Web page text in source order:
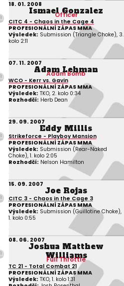
18. 01. 2008
Ismael Gonzalez
Officer
CITC 4 - Chaos in the Cage 4
PROFESIONÁLNÍ ZÁPAS MMA
Výsledek: Submission (Triangle Choke), 3.
kolo 2:11
07. 11. 2007
Adam Lehman
Adam Bomb
WCO - Kerr vs. Gavin
PROFESIONÁLNÍ ZÁPAS MMA
Výsledek: TKO, 2. kolo 0:34
Rozhodčí: Herb Dean
29. 09. 2007
Eddy Millis
Strikeforce - Playboy Mansion
PROFESIONÁLNÍ ZÁPAS MMA
Výsledek: Submission (Rear-Naked
Choke), 1. kolo 2:05
Rozhodčí: Nelson Hamilton
15. 09. 2007
Joe Rojas
CITC 3 - Chaos in the Cage 3
PROFESIONÁLNÍ ZÁPAS MMA
Výsledek: Submission (Guillotine Choke),
1. kolo 0:55
08. 06. 2007
Joshua Matthew
Williams
Full Throttle
TC 21 - Total Combat 21
PROFESIONÁLNÍ ZÁPAS MMA
Výsledek: TKO, 1. kolo 1:31